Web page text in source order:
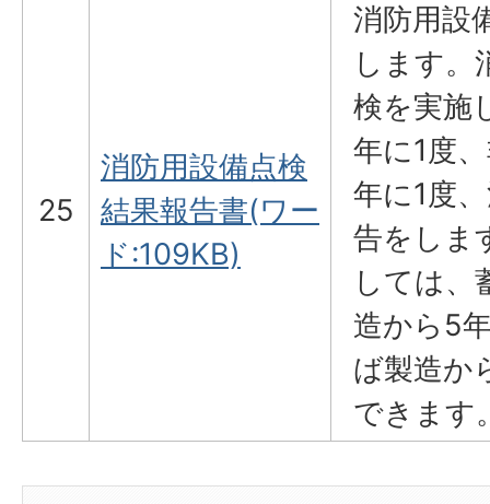
25
消防用設備点検
結果報告書(ワー
ド:109KB)
消防用設
します。
検を実施
年に1度
年に1度
告をしま
しては、
造から5
ば製造か
できます